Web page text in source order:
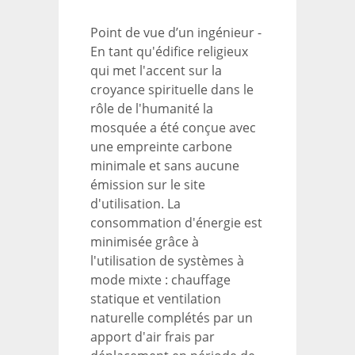
Point de vue d’un ingénieur -
En tant qu'édifice religieux
qui met l'accent sur la
croyance spirituelle dans le
rôle de l'humanité la
mosquée a été conçue avec
une empreinte carbone
minimale et sans aucune
émission sur le site
d'utilisation. La
consommation d'énergie est
minimisée grâce à
l'utilisation de systèmes à
mode mixte : chauffage
statique et ventilation
naturelle complétés par un
apport d'air frais par